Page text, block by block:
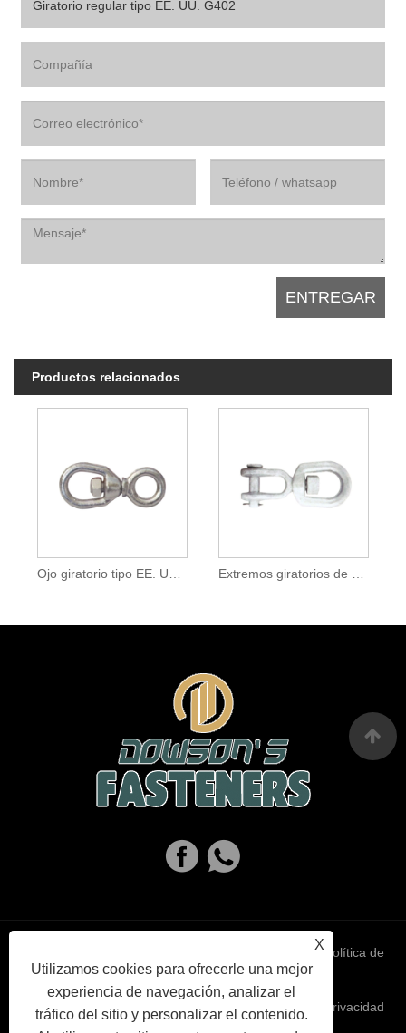
Productos relacionados
X
Utilizamos cookies para ofrecerle una mejor
experiencia de navegación, analizar el
tráfico del sitio y personalizar el contenido.
política de
privacidad